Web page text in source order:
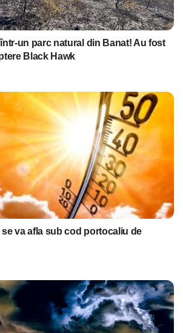
un parc natural din Banat! Au fost
Black Hawk
va afla sub cod portocaliu de